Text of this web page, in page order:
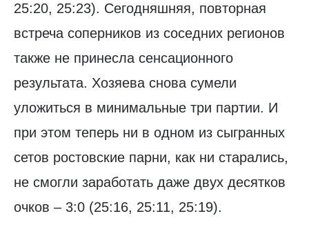
25:20, 25:23). Сегодняшняя, повторная
встреча соперников из соседних регионов
также не принесла сенсационного
результата. Хозяева снова сумели
уложиться в минимальные три партии. И
при этом теперь ни в одном из сыгранных
сетов ростовские парни, как ни старались,
не смогли заработать даже двух десятков
очков – 3:0 (25:16, 25:11, 25:19).